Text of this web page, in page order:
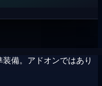
備。アドオンではあり